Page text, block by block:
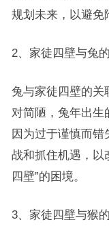
规划未来，以避免
2、家徒四壁与兔
兔与家徒四壁的关
对简陋，兔年出生
因为过于谨慎而
战和抓住机遇，以
四壁”的困境。
3、家徒四壁与猴